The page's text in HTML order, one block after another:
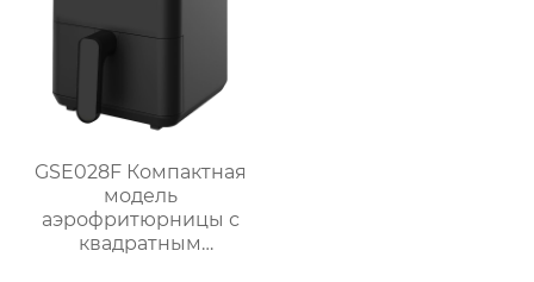
GSE028F Компактная
модель
аэрофритюрницы с
квадратным